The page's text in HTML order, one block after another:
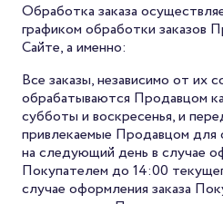
Обработка заказа
графиком обработки заказов
Сайте, а именно:
Все заказы, независимо от их
обрабатываются Продавцом
субботы и воскресенья, и
привлекаемые Продавцом для
на следующий день в случае
Покупателем до 14:00
случае оформления заказа